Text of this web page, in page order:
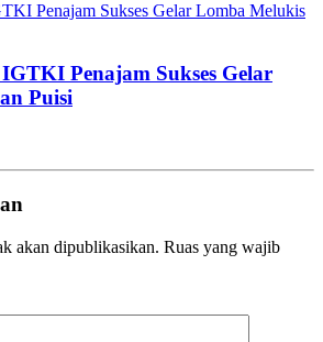
Penajam Sukses Gelar
Puisi
akan dipublikasikan. Ruas yang wajib